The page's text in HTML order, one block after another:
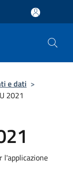
e dati >
2021
l'applicazione